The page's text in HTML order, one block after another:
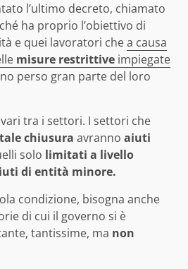
l’ultimo decreto, chiamato
ha proprio l’obiettivo di
e quei lavoratori chea causa
misure restrittive impiegate
perso gran parte del loro
tra i settori. I settori che
chiusura avranno aiuti
solo limitati a livello
di entità minore.
condizione, bisogna anche
di cui il governo si è
tantissime, ma non